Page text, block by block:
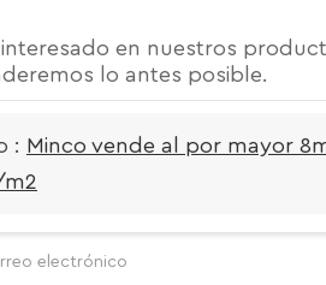
interesado en nuestros
lo antes posible.
: Minco vende al por mayor
m2